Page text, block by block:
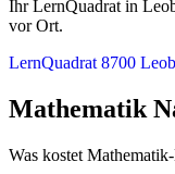
Ihr LernQuadrat in
vor Ort.
LernQuadrat 8700
Mathematik
Was kostet